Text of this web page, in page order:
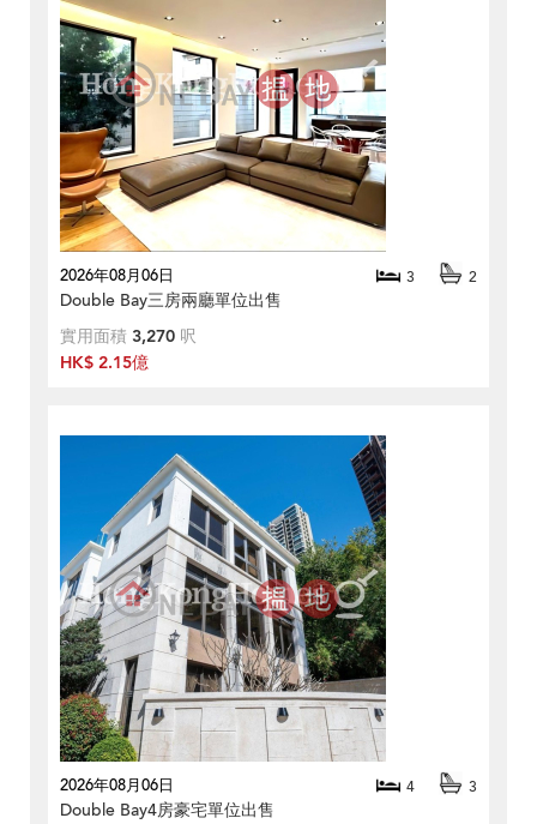
2026年08月06日 3 2
Double Bay三房兩廳單位出售
實用面積 3,270 呎
HK$ 2.15億
2026年08月06日 4 3
Double Bay4房豪宅單位出售